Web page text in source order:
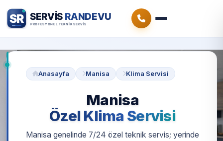
Anasayfa Manisa Klima Servisi
Manisa
Özel Klima Servisi
Manisa genelinde 7/24 özel teknik servis; yerinde